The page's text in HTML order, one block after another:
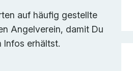
auf häufig gestellte
Angelverein, damit Du
Infos erhältst.